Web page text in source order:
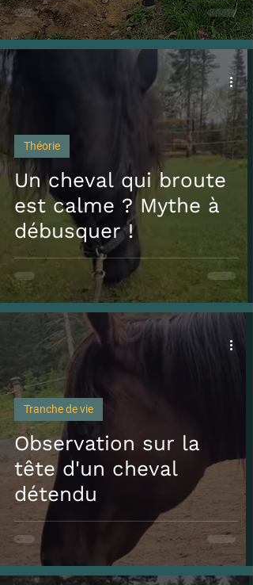
Un cheval qui broute
est calme ? Mythe à
débusquer !
Théorie
Observation sur la
tête d'un cheval
détendu
Tranche de vie